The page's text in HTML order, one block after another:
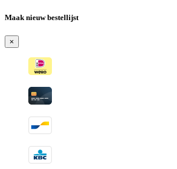
-
verzonden
wanneer
beschikbaar
Maak nieuw bestellijst
×